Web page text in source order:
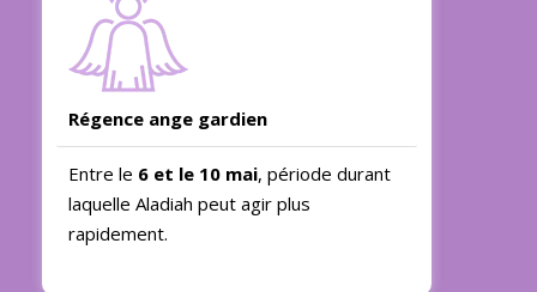
Régence ange gardien
Entre le 6 et le 10 mai, période durant
laquelle Aladiah peut agir plus
rapidement.